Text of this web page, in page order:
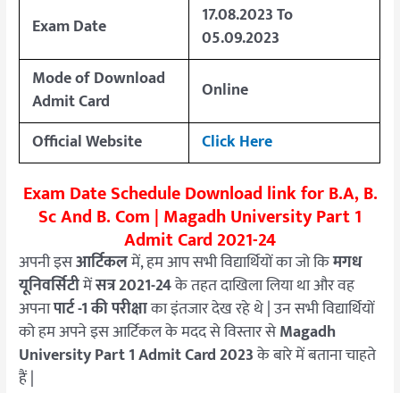
Exam Date
17.08.2023 To
05.09.2023
Mode of Download
Admit Card
Online
Official Website
Click Here
Exam Date Schedule Download link for B.A, B.
Sc And B. Com | Magadh University Part 1
Admit Card 2021-24
अपनी इसआर्टिकलमें, हम आप सभी विद्यार्थियों का जो किमगध
यूनिवर्सिटीमेंसत्र 2021-24के तहत दाखिला लिया था और वह
अपनापार्ट -1 की परीक्षाका इंतजार देख रहे थे | उन सभी विद्यार्थियों
को हम अपने इस आर्टिकल के मदद से विस्तार सेMagadh
University Part 1 Admit Card 2023के बारे में बताना चाहते
हैं |